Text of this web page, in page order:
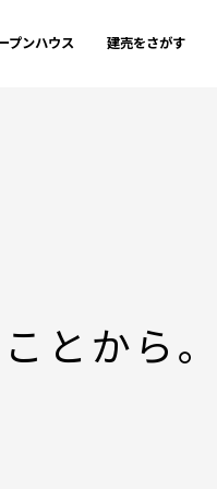
プンハウス 建売をさがす
とから。